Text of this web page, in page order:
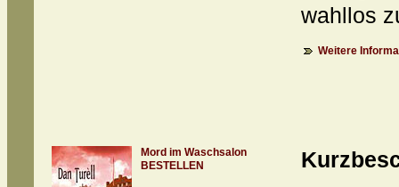
wahllos
Weitere
Mord im Waschsalon
BESTELLEN